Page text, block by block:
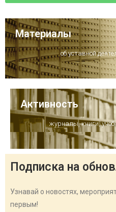
Материалы
об уставной
Активность
журналы, книги,
Подписка на
Узнавай о новостях,
первым!